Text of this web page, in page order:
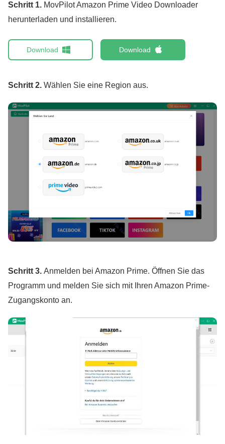
Schritt 1. MovPilot Amazon Prime Video Downloader
herunterladen und installieren.
Download Download
Schritt 2. Wählen Sie eine Region aus.
Schritt 3.Anmelden bei Amazon Prime. Öffnen Sie das
Programm und melden Sie sich mit Ihren Amazon Prime-
Zugangskonto an.